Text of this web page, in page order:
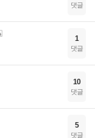
댓글
1
댓글
10
댓글
5
댓글